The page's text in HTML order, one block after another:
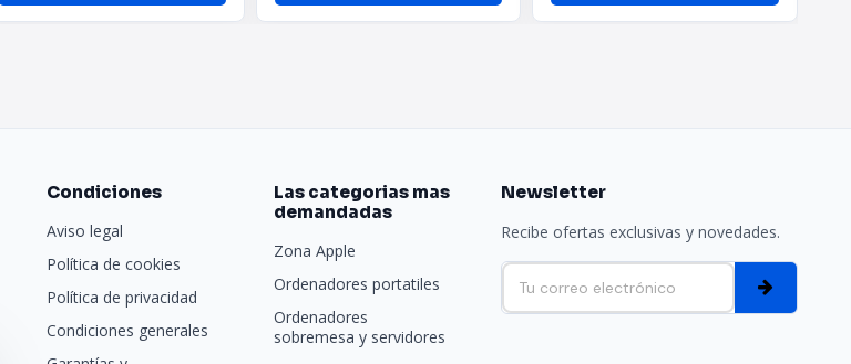
Condiciones
Aviso legal
Política de cookies
Política de privacidad
Condiciones generales
Las categorias mas
demandadas
Zona Apple
Ordenadores portatiles
Ordenadores
sobremesa y servidores
Newsletter
Recibe ofertas exclusivas y novedades.